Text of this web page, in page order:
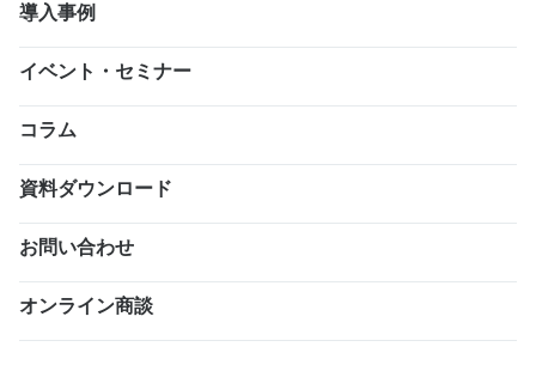
導入事例
イベント・セミナー
コラム
資料ダウンロード
お問い合わせ
オンライン商談